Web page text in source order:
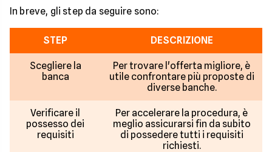
In breve, gli step da seguire sono:
STEP DESCRIZIONE
Scegliere la
banca
Per trovare l'offerta migliore, è
utile confrontare più proposte di
diverse banche.
Verificare il
possesso dei
requisiti
Per accelerare la procedura, è
meglio assicurarsi fin da subito
di possedere tutti i requisiti
richiesti.